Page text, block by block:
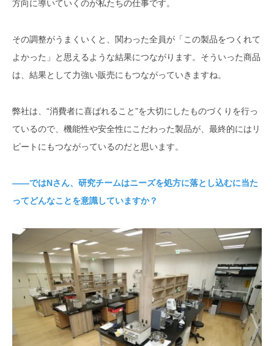
方向に導いていくのが私たちの仕事です。
その調整がうまくいくと、関わった全員が「この製品をつくれて
よかった」と思えるような結果につながります。そういった商品
は、結果として力強い販売にもつながっていきますね。
弊社は、“消費者に喜ばれること”を大切にしたものづくりを行っ
ているので、機能性や安全性にこだわった製品が、最終的にはリ
ピートにもつながっているのだと思います。
――ではNさん、研究チームはニーズを処方に落とし込むに当た
ってどんなことを意識していますか？